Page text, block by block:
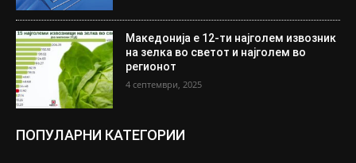
Македонија е 12-ти најголем извозник
на зелка во светот и најголем во
регионот
4 септември, 2025
ПОПУЛАРНИ КАТЕГОРИИ